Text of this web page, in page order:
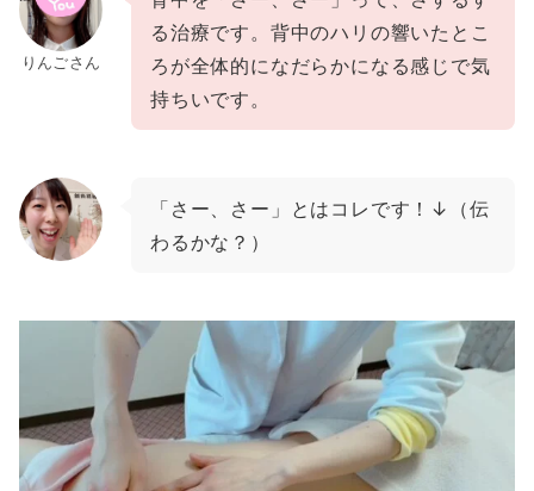
りんごさん
る治療です。背中のハリの響いたとこ
ろが全体的になだらかになる感じで気
持ちいです。
「さー、さー」とはコレです！↓（伝
わるかな？）